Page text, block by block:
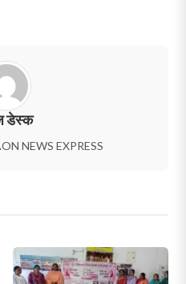
डेस्क
NEWS EXPRESS